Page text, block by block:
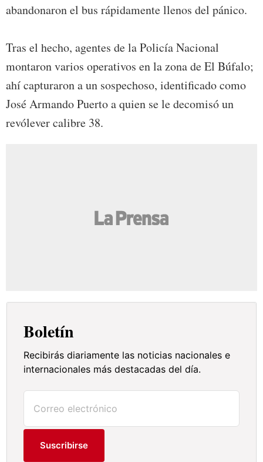
abandonaron el bus rápidamente llenos del pánico.
Tras el hecho, agentes de la Policía Nacional
montaron varios operativos en la zona de El Búfalo;
ahí capturaron a un sospechoso, identificado como
José Armando Puerto a quien se le decomisó un
revólever calibre 38.
Boletín
Recibirás diariamente las noticias nacionales e
internacionales más destacadas del día.
Suscribirse